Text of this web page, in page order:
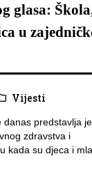
glasa:
u
Vijesti
danas predstavlja
zdravstva i
kada su djeca i